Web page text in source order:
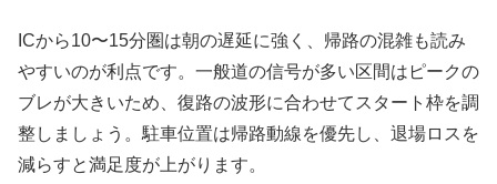
ICから10〜15分圏は朝の遅延に強く、帰路の混雑も読み
やすいのが利点です。一般道の信号が多い区間はピークの
ブレが大きいため、復路の波形に合わせてスタート枠を調
整しましょう。駐車位置は帰路動線を優先し、退場ロスを
減らすと満足度が上がります。